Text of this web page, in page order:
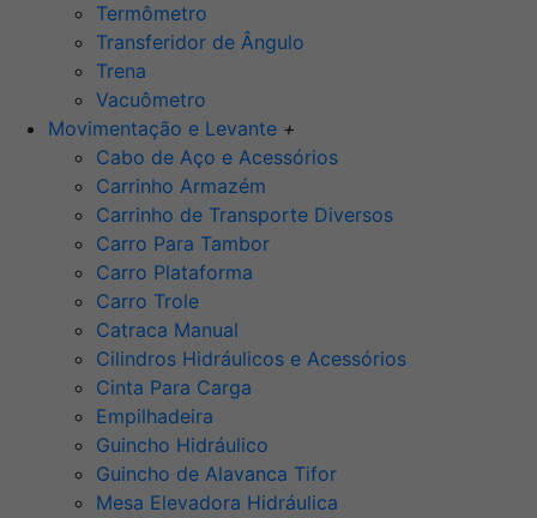
Termômetro
Transferidor de Ângulo
Trena
Vacuômetro
Movimentação e Levante +
Cabo de Aço e Acessórios
Carrinho Armazém
Carrinho de Transporte Diversos
Carro Para Tambor
Carro Plataforma
Carro Trole
Catraca Manual
Cilindros Hidráulicos e Acessórios
Cinta Para Carga
Empilhadeira
Guincho Hidráulico
Guincho de Alavanca Tifor
Mesa Elevadora Hidráulica